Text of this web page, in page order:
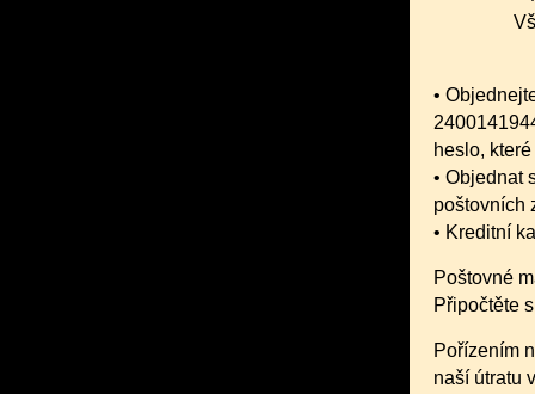
•
heslo,
• Objednat
poštovních
• Kreditní
Poštovné
Připočtěte
Pořízením
naší útratu